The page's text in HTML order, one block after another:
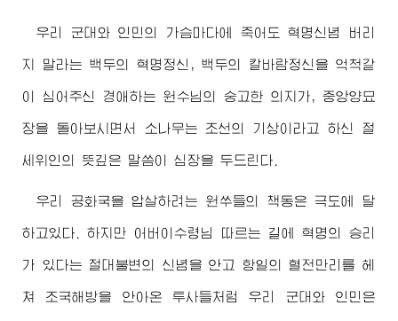
우리 군대와 인민의 가슴마다에 죽어도 혁명신념 버리
지 말라는 백두의 혁명정신, 백두의 칼바람정신을 억척같
이 심어주신 경애하는 원수님 의 숭고한 의지가, 중앙양묘
장을 돌아보시면서 소나무는 조선의 기상이라고 하신 절
세위인의 뜻깊은 말씀이 심장을 두드린다.
우리 공화국을 압살하려는 원쑤들의 책동은 극도에 달
하고있다. 하지만 어버이수령님 따르는 길에 혁명의 승리
가 있다는 절대불변의 신념을 안고 항일의 혈전만리를 헤
쳐 조국해방을 안아온 투사들처럼 우리 군대와 인민은